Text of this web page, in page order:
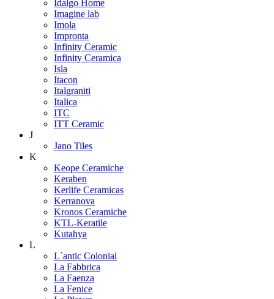
Idalgo Home
Imagine lab
Imola
Impronta
Infinity Ceramic
Infinity Ceramica
Isla
Itacon
Italgraniti
Italica
ITC
ITT Ceramic
J
Jano Tiles
K
Keope Ceramiche
Keraben
Kerlife Ceramicas
Kerranova
Kronos Ceramiche
KTL-Keratile
Kutahya
L
L`antic Colonial
La Fabbrica
La Faenza
La Fenice